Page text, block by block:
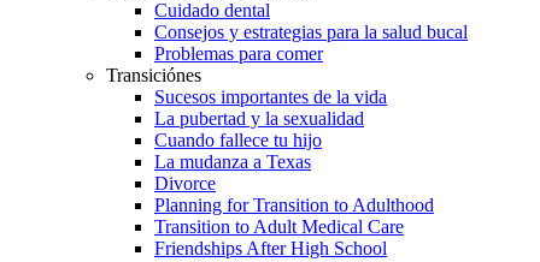
Cuidado dental
Consejos y estrategias para la salud bucal
Problemas para comer
Transiciónes
Sucesos importantes de la vida
La pubertad y la sexualidad
Cuando fallece tu hijo
La mudanza a Texas
Divorce
Planning for Transition to Adulthood
Transition to Adult Medical Care
Friendships After High School